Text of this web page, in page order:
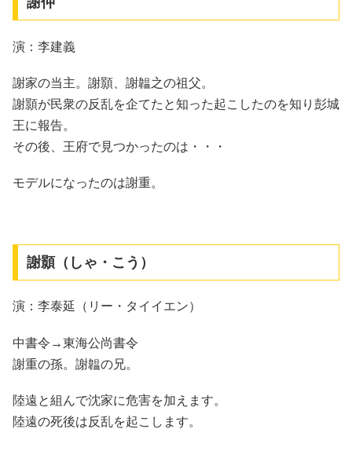
演：李建義
謝家の当主。謝顥、謝韞之の祖父。
謝顥が民衆の反乱を企てたと知った起こしたのを知り彭城
王に報告。
その後、王府で見つかったのは・・・
モデルになったのは謝重。
謝顥（しゃ・こう）
演：李泰延（リー・タイイエン）
中書令→東海公尚書令
謝重の孫。謝韞の兄。
陸遠と組んで沈家に危害を加えます。
陸遠の死後は反乱を起こします。